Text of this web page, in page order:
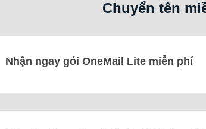
Chuyển tên
Nhận ngay gói OneMail Lite miễn phí